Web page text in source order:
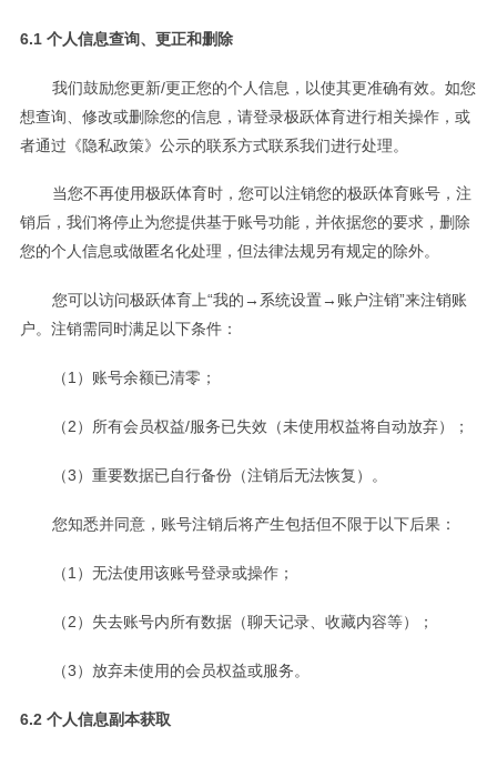
6.1 个人信息查询、更正和删除
我们鼓励您更新/更正您的个人信息，以使其更准确有效。如您
想查询、修改或删除您的信息，请登录极跃体育进行相关操作，或
者通过《隐私政策》公示的联系方式联系我们进行处理。
当您不再使用极跃体育时，您可以注销您的极跃体育账号，注
销后，我们将停止为您提供基于账号功能，并依据您的要求，删除
您的个人信息或做匿名化处理，但法律法规另有规定的除外。
您可以访问极跃体育上“我的→系统设置→账户注销”来注销账
户。注销需同时满足以下条件：
（1）账号余额已清零；
（2）所有会员权益/服务已失效（未使用权益将自动放弃）；
（3）重要数据已自行备份（注销后无法恢复）。
您知悉并同意，账号注销后将产生包括但不限于以下后果：
（1）无法使用该账号登录或操作；
（2）失去账号内所有数据（聊天记录、收藏内容等）；
（3）放弃未使用的会员权益或服务。
6.2 个人信息副本获取